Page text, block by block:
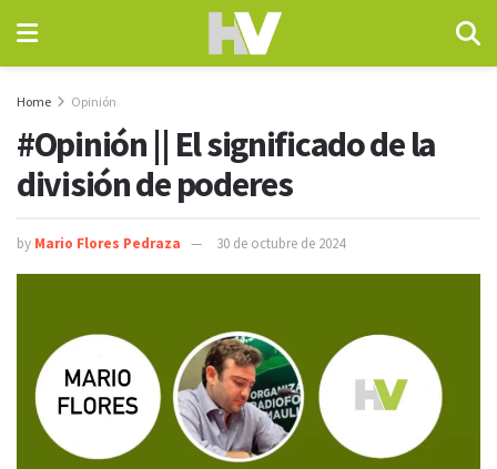
Home Opinión
#Opinión || El significado de la
división de poderes
by Mario Flores Pedraza 30 de octubre de 2024